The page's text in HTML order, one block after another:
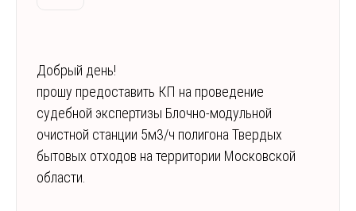
Добрый день!
прошу предоставить КП на проведение
судебной экспертизы Блочно-модульной
очистной станции 5м3/ч полигона Твердых
бытовых отходов на территории Московской
области.